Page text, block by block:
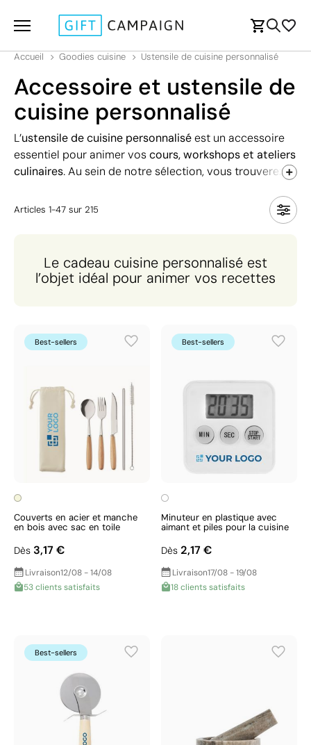
Accueil Goodies cuisine Ustensile de cuisine personnalisé
Accessoire et ustensile de
cuisine personnalisé
L’ustensile de cuisine personnaliséest un accessoire
essentiel pour animer voscours, workshops et ateliers
culinaires. Au sein de notre sélection, vous trouverez
et personnaliser votre expérience culinaire :
maniques,
saladiers, kits de cocktails, balances, salière et poivrier
objets avec votre logo pour que votre marque soit
visible à chaque utilisation et maximiser leur potentiel
publicitaire.
Articles 1-47 sur 215
Le cadeau cuisine personnalisé est
l’objet idéal pour animer vos recettes
Best-sellers
Couverts en acier et manche
en bois avec sac en toile
Dès 3,17 €
Livraison12/08 - 14/08
53 clients satisfaits
Best-sellers
Minuteur en plastique avec
aimant et piles pour la cuisine
Dès 2,17 €
Livraison17/08 - 19/08
18 clients satisfaits
Best-sellers